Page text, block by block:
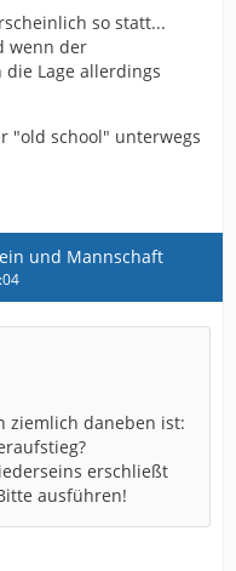
so statt...
wenn der
die Lage allerdings
"old school" unterwegs
und Mannschaft
ziemlich daneben ist:
erschließt
ausführen!